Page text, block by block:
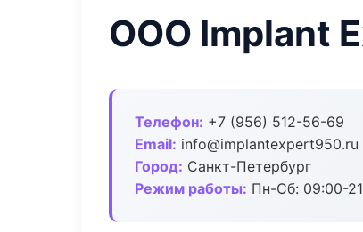
ООО Implant
Телефон: +7 (956) 512-56-69
Email: info@implantexpert950.ru
Город: Санкт-Петербург
Режим работы: Пн-Сб: 09:00-